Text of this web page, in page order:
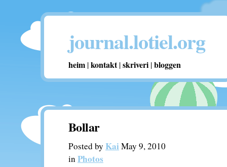
journal.lotiel.org
heim |kontakt|skriveri |bloggen
Bollar
Posted by Kai May 9, 2010
in Photos